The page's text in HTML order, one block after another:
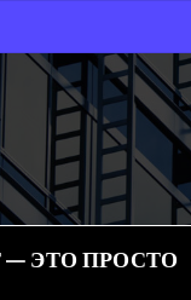
ЭТО ПРОСТО